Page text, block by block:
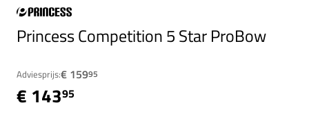
Princess Competition 5 Star ProBow
Adviesprijs:€ 15995
€ 14395